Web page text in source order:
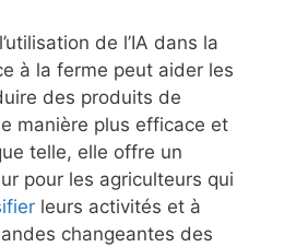
de l’IA dans la
à la ferme peut aider les
des produits de
manière plus efficace et
telle, elle offre un
pour les agriculteurs qui
leurs activités et à
changeantes des